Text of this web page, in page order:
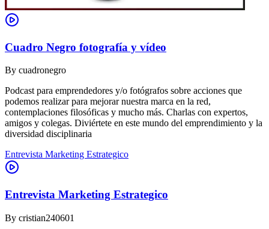
Cuadro Negro fotografía y vídeo
By cuadronegro
Podcast para emprendedores y/o fotógrafos sobre acciones que
podemos realizar para mejorar nuestra marca en la red,
contemplaciones filosóficas y mucho más. Charlas con expertos,
amigos y colegas. Diviértete en este mundo del emprendimiento y la
diversidad disciplinaria
Entrevista Marketing Estrategico
Entrevista Marketing Estrategico
By cristian240601